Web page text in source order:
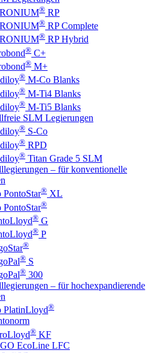
® RP
® RP Complete
® RP Hybrid
® C+
® M+
® M-Co Blanks
® M-Ti4 Blanks
® M-Ti5 Blanks
SLM Legierungen
® S-Co
® RPD
® Titan Grade 5 SLM
– für konventionelle
PontoStar® XL
PontoStar®
® G
® P
®
® S
® 300
– für hochexpandierende
PlatinLloyd®
® KF
EcoLine LFC